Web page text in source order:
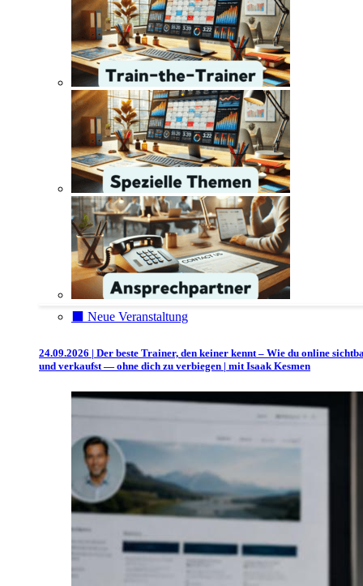
⬛️ Neue Veranstaltung
24.09.2026 | Der beste Trainer, den keiner kennt – Wie du online
und verkaufst — ohne dich zu verbiegen | mit Isaak Kesmen